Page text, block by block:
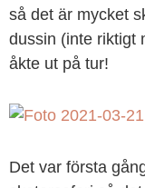
så det är mycket
dussin (inte riktigt
åkte ut på tur!
Det var första